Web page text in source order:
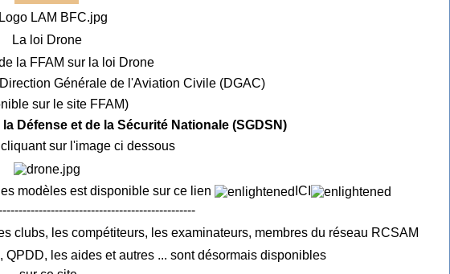
La loi Drone
la FFAM sur la loi Drone
Générale de l'Aviation Civile (DGAC)
sur le site FFAM)
Défense et de la Sécurité Nationale (SGDSN)
sur l'image ci dessous
modèles est disponible sur ce lien
ICI
clubs, les compétiteurs, les examinateurs, membres du réseau RCSAM
les aides et autres ... sont désormais disponibles